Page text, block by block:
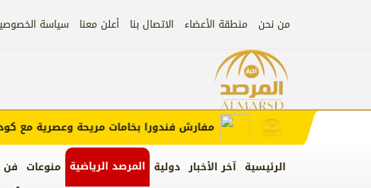
من نحن منطقة الأعضاء الاتصال بنا أعلن معنا سياسة
الرئيسية آخر الأخبار دولية المرصد الرياضية منوعات فن
مفارش فندورا بخامات مريحة وعصرية مع كود